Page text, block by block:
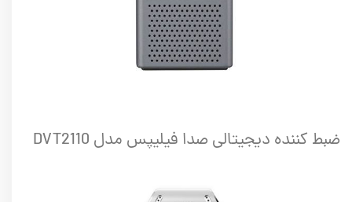
ضبط کننده دیجیتالی صدا فیلیپس مدل DVT2110